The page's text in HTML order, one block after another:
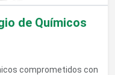
de Químicos
comprometidos con